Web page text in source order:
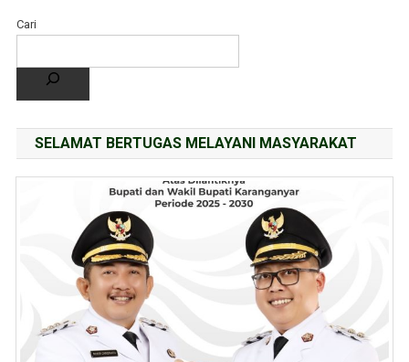
Cari
SELAMAT BERTUGAS MELAYANI MASYARAKAT